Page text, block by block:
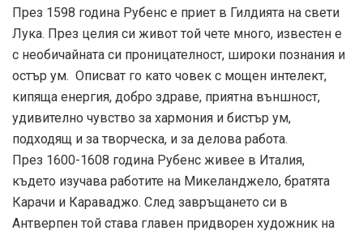
През 1598 година Рубенс е приет в Гилдията на свети
Лука. През целия си живот той чете много, известен е
с необичайната си проницателност, широки познания и
остър ум. Описват го като човек с мощен интелект,
кипяща енергия, добро здраве, приятна външност,
удивително чувство за хармония и бистър ум,
подходящ и за творческа, и за делова работа.
През 1600-1608 година Рубенс живее в Италия,
където изучава работите на Микеланджело, братята
Карачи и Караваджо. След завръщането си в
Антверпен той става главен придворен художник на